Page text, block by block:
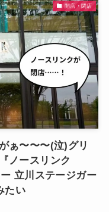
開店・閉店
ぁ〜〜〜(泣)グリ
ノースリンク
立川ステージガー
たい